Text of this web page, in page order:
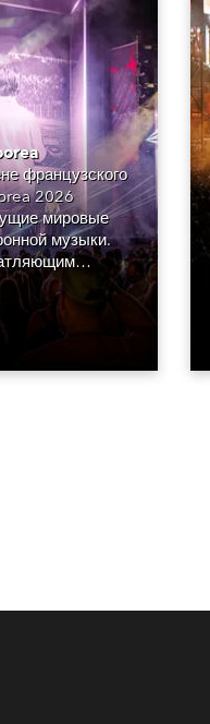
французского
2026
мировые
музыки.
разработанный
из
GigaPointe.